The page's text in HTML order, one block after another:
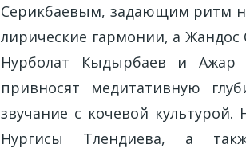
Серикбаевым, задающим ритм
лирические гармонии, а Жандос
Нурболат Кыдырбаев и Ажар
привносят медитативную
звучание с кочевой
Нургисы Тлендиева, а